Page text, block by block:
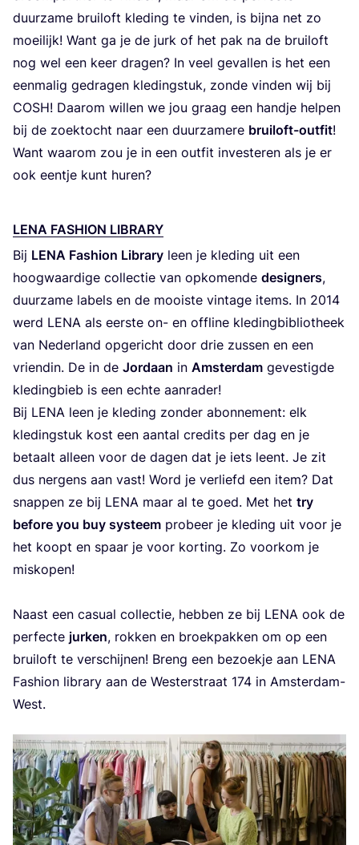
duur­za­me brui­loft kle­ding te vin­den, is bij­na net zo
moei­lijk! Want ga je de jurk of het pak na de brui­loft
nog wel een keer dra­gen? In veel geval­len is het een
een­ma­lig gedra­gen kle­ding­stuk, zon­de vin­den wij bij
COSH! Daar­om wil­len we jou graag een hand­je hel­pen
bij de zoek­tocht naar een duur­za­me­re brui­loft-out­fit!
Want waar­om zou je in een out­fit inves­te­ren als je er
ook een­tje kunt huren?
LENA FAS­HI­ON LIBRARY
Bij LENA Fas­hi­on Libra­ry leen je kle­ding uit een
hoog­waar­di­ge col­lec­tie van opko­men­de desig­ners,
duur­za­me labels en de mooi­ste vin­ta­ge items. In 2014
werd LENA als eer­ste on- en offli­ne kle­ding­bi­bli­o­theek
van Neder­land opge­richt door drie zus­sen en een
vrien­din. De in de Jor­daan in Amster­dam geves­tigde
kle­ding­bieb is een ech­te aanrader!
Bij LENA leen je kle­ding zon­der abon­ne­ment: elk
kle­ding­stuk kost een aan­tal cre­dits per dag en je
betaalt alleen voor de dagen dat je iets leent. Je zit
dus ner­gens aan vast! Word je ver­liefd een item? Dat
snap­pen ze bij LENA maar al te goed. Met het try
befo­re you buy sys­teem pro­beer je kle­ding uit voor je
het koopt en spaar je voor kor­ting. Zo voor­kom je
mis­ko­pen!
Naast een casu­al col­lec­tie, heb­ben ze bij LENA ook de
per­fec­te jur­ken, rok­ken en broek­pak­ken om op een
brui­loft te ver­schij­nen! Breng een bezoek­je aan LENA
Fas­hi­on libra­ry aan de Wes­ter­straat 174 in Amsterdam-
West.